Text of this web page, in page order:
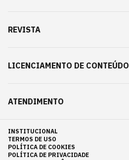
REVISTA
LICENCIAMENTO DE CONTEÚDO
ATENDIMENTO
INSTITUCIONAL
TERMOS DE USO
POLÍTICA DE COOKIES
POLÍTICA DE PRIVACIDADE